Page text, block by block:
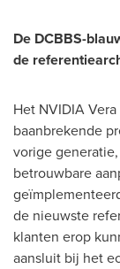
De DCBBS-
de
Het NVIDIA
baanbrekende
vorige
betrouwbare
de nieuwste
klanten erop
aansluit bij het